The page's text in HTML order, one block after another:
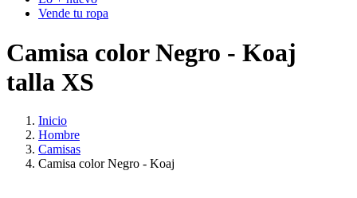
Vende tu ropa
Camisa color Negro - Koaj
talla XS
Inicio
Hombre
Camisas
Camisa color Negro - Koaj